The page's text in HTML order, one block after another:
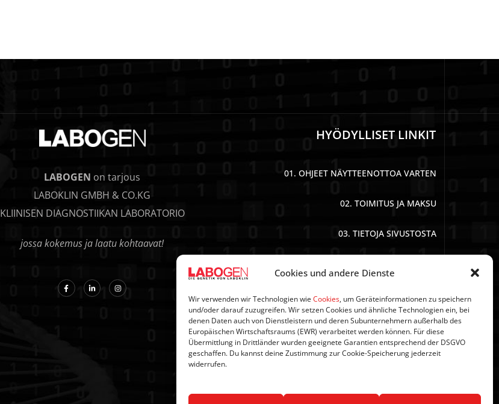
Cookies und andere Dienste
Wir verwenden wir Technologien wie Cookies, um Geräteinformationen zu speichern
und/oder darauf zuzugreifen. Wir setzen Cookies und ähnliche Technologien ein, bei
denen Daten auch von Dienstleistern und deren Subunternehmern außerhalb des
Europäischen Wirtschaftsraums (EWR) verarbeitet werden können. Für diese
Übermittlung in Drittländer wurden geeignete Garantien entsprechend der DSGVO
geschaffen. Du kannst deine Zustimmung zur Cookie-Speicherung jederzeit
widerrufen.
LABOGEN on tarjous
LABOKLIN GMBH & CO.KG
KLIINISEN DIAGNOSTIIKAN LABORATORIO
jossa kokemus ja laatu kohtaavat!
HYÖDYLLISET LINKIT
01. OHJEET NÄYTTEENOTTOA VARTEN
02. TOIMITUS JA MAKSU
03. TIETOJA SIVUSTOSTA
05. AGB:N
06. PERUUTUSEHDOT
07. NEWSLETTER